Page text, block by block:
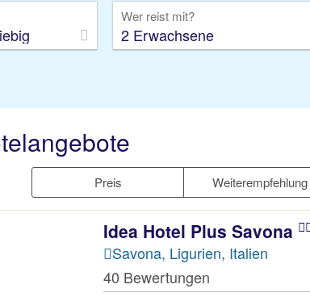
Wer reist mit?
2 Erwachsene
Preis Weiterempfehlung
Idea Hotel Plus Savona
Savona, Ligurien, Italien
40 Bewertungen